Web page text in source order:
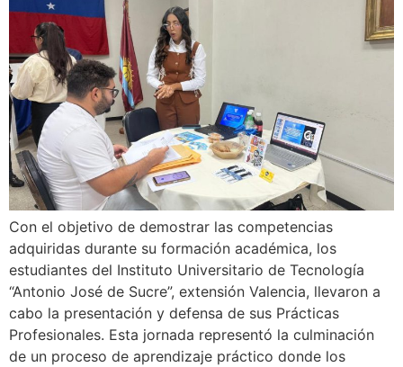
Con el objetivo de demostrar las competencias
adquiridas durante su formación académica, los
estudiantes del Instituto Universitario de Tecnología
“Antonio José de Sucre”, extensión Valencia, llevaron a
cabo la presentación y defensa de sus Prácticas
Profesionales. Esta jornada representó la culminación
de un proceso de aprendizaje práctico donde los